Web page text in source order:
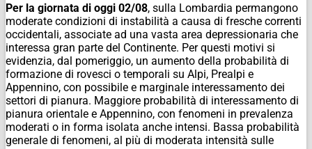
Per la giornata di oggi 02/08, sulla Lombardia permangono
moderate condizioni di instabilità a causa di fresche correnti
occidentali, associate ad una vasta area depressionaria che
interessa gran parte del Continente. Per questi motivi si
evidenzia, dal pomeriggio, un aumento della probabilità di
formazione di rovesci o temporali su Alpi, Prealpi e
Appennino, con possibile e marginale interessamento dei
settori di pianura. Maggiore probabilità di interessamento di
pianura orientale e Appennino, con fenomeni in prevalenza
moderati o in forma isolata anche intensi. Bassa probabilità
generale di fenomeni, al più di moderata intensità sulle